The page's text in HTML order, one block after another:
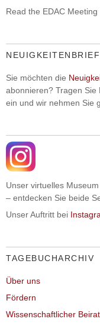
Read the EDAC
Sie möchten die
abonnieren? Tragen
ein und wir nehmen Sie
Unser virtuelles
– entdecken Sie beide
Unser Auftritt bei
TAGEBUCHARCHIV
Über uns
Fördern
Wissenschaftlicher Beirat